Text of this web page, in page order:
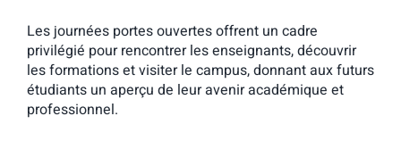
Les journées portes ouvertes offrent un cadre
privilégié pour rencontrer les enseignants, découvrir
les formations et visiter le campus, donnant aux futurs
étudiants un aperçu de leur avenir académique et
professionnel.